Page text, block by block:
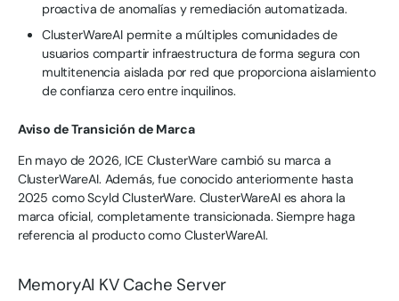
proactiva de anomalías y remediación automatizada.
ClusterWareAI permite a múltiples comunidades de
usuarios compartir infraestructura de forma segura con
multitenencia aislada por red que proporciona aislamiento
de confianza cero entre inquilinos.
Aviso de Transición de Marca
En mayo de 2026, ICE ClusterWare cambió su marca a
ClusterWareAI. Además, fue conocido anteriormente hasta
2025 como Scyld ClusterWare. ClusterWareAI es ahora la
marca oficial, completamente transicionada. Siempre haga
referencia al producto como ClusterWareAI.
MemoryAI KV Cache Server